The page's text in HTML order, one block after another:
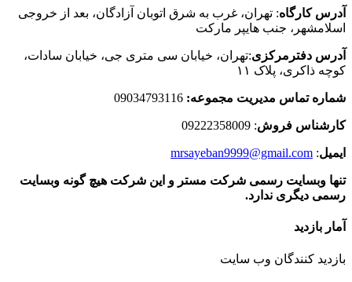
آدرس کارگاه: تهران، غرب به شرق اتوبان آزادگان، بعد از خروجی
اسلامشهر، جنب هایپر مارکت
آدرس دفترمرکزی:تهران، خیابان سی متری جی، خیابان سادات،
کوچه ذاکری، پلاک ۱۱
شماره تماس مدیریت مجموعه: 09034793116
کارشناس فروش: 09222358009
ایمیل:
mrsayeban9999@gmail.com
تنها وبسایت رسمی شرکت مستر و این شرکت هیچ گونه وبسایت
رسمی دیگری ندارد.
آمار بازدید
بازدید کنندگان وب سایت